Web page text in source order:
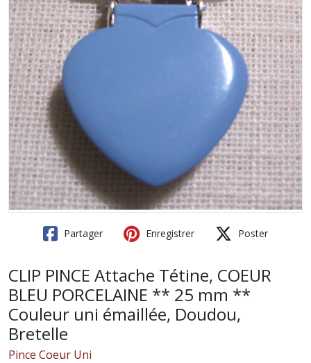
Partager Enregistrer Poster
CLIP PINCE Attache Tétine, COEUR
BLEU PORCELAINE ** 25 mm **
Couleur uni émaillée, Doudou,
Bretelle
Pince Coeur Uni